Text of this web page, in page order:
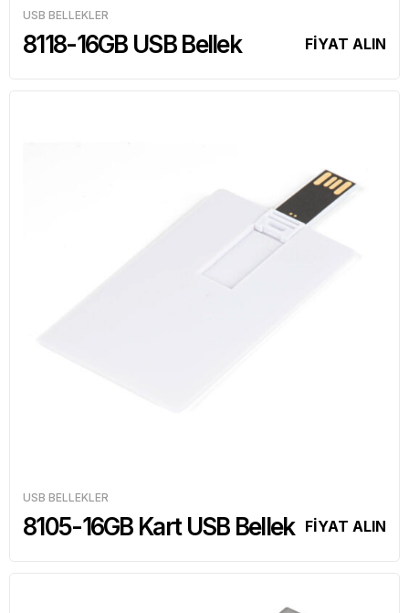
USB BELLEKLER
8118-16GB USB Bellek FİYAT ALIN
USB BELLEKLER
8105-16GB Kart USB Bellek FİYAT ALIN